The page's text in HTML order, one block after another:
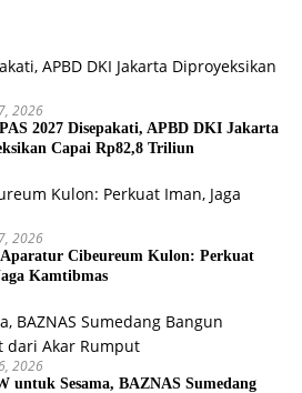
2026
2027 Disepakati, APBD DKI Jakarta
Capai Rp82,8 Triliun
2026
Cibeureum Kulon: Perkuat
Kamtibmas
2026
untuk Sesama, BAZNAS Sumedang